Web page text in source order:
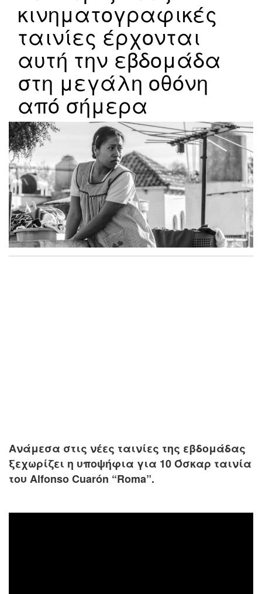
κινηματογραφικές
ταινίες έρχονται
αυτή την εβδομάδα
στη μεγάλη οθόνη
από σήμερα
Ανάμεσα στις νέες ταινίες της εβδομάδας
ξεχωρίζει η υποψήφια για 10 Όσκαρ ταινία
του Alfonso Cuarón “Roma”.